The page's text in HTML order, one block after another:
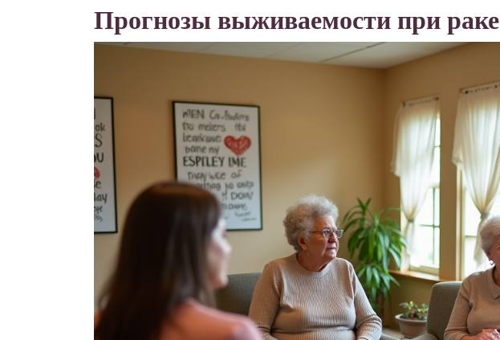
Прогнозы выживаемости при